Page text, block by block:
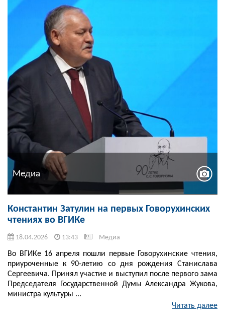
Медиа
Константин Затулин на первых Говорухинских
чтениях во ВГИКе
18.04.2026 13:43 Медиа
Во ВГИКе 16 апреля пошли первые Говорухинские чтения,
приуроченные к 90-летию со дня рождения Станислава
Сергеевича. Принял участие и выступил после первого зама
Председателя Государственной Думы Александра Жукова,
министра культуры ...
Читать далее